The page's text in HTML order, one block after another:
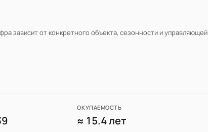
зависит от конкретного объекта, сезонности и управляющей
ОКУПАЕМОСТЬ
≈ 15.4 лет